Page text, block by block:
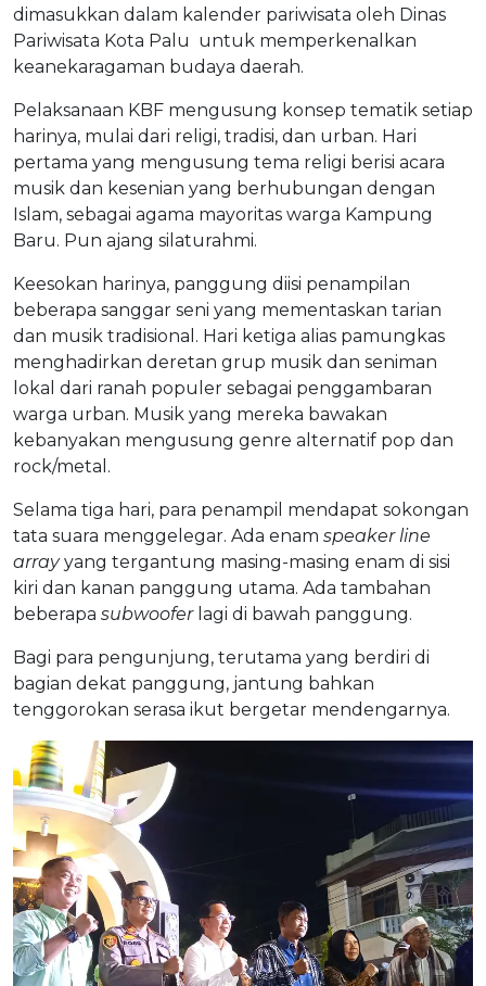
dimasukkan dalam kalender pariwisata oleh Dinas
Pariwisata Kota Palu untuk memperkenalkan
keanekaragaman budaya daerah.
Pelaksanaan KBF mengusung konsep tematik setiap
harinya, mulai dari religi, tradisi, dan urban. Hari
pertama yang mengusung tema religi berisi acara
musik dan kesenian yang berhubungan dengan
Islam, sebagai agama mayoritas warga Kampung
Baru. Pun ajang silaturahmi.
Keesokan harinya, panggung diisi penampilan
beberapa sanggar seni yang mementaskan tarian
dan musik tradisional. Hari ketiga alias pamungkas
menghadirkan deretan grup musik dan seniman
lokal dari ranah populer sebagai penggambaran
warga urban. Musik yang mereka bawakan
kebanyakan mengusung genre alternatif pop dan
rock/metal.
Selama tiga hari, para penampil mendapat sokongan
tata suara menggelegar. Ada enam speaker line
arrayyang tergantung masing-masing enam di sisi
kiri dan kanan panggung utama. Ada tambahan
beberapa subwooferlagi di bawah panggung.
Bagi para pengunjung, terutama yang berdiri di
bagian dekat panggung, jantung bahkan
tenggorokan serasa ikut bergetar mendengarnya.